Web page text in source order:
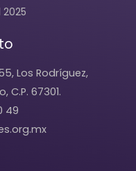
2025
Los Rodríguez,
C.P. 67301.
49